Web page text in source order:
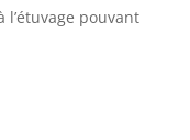
pouvant